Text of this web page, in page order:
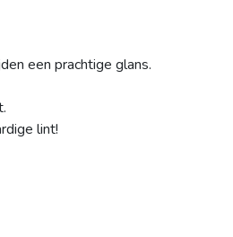
een prachtige glans.
lint!